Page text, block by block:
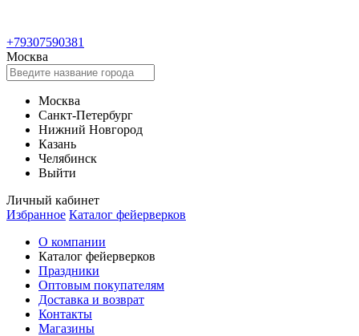
+79307590381
Москва
Москва
Санкт-Петербург
Нижний Новгород
Казань
Челябинск
Выйти
Личный кабинет
Избранное Каталог фейерверков
О компании
Каталог фейерверков
Праздники
Оптовым покупателям
Доставка и возврат
Контакты
Магазины